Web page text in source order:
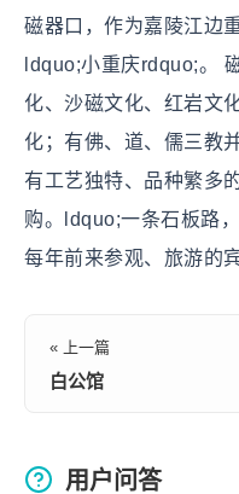
磁器口，作为嘉陵江边
ldquo;小重庆rdquo;。
化、沙磁文化、红岩文
化；有佛、道、儒三教
有工艺独特、品种繁多
购。ldquo;一条石板路
每年前来参观、旅游的
« 上一篇
白公馆
用户问答